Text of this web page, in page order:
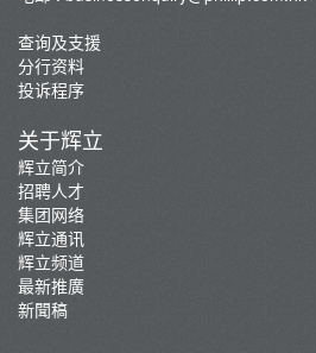
查询及支援
分行资料
投诉程序
关于辉立
辉立简介
招聘人才
集团网络
辉立通讯
辉立频道
最新推廣
新聞稿